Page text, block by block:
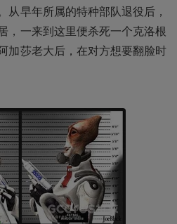
从早年所属的特种部队退役后，
，一来到这里便杀死一个克洛根
加莎老大后，在对方想要翻脸时